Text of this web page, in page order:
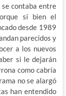
contaba entre
si bien el
desde 1989
parecidos y
a los nuevos
si le dejarán
como cabría
no se alargó
han entendido